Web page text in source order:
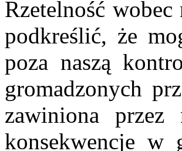
Rzetelność
podkreślić, że
poza naszą
gromadzonych
zawiniona przez
konsekwencje w